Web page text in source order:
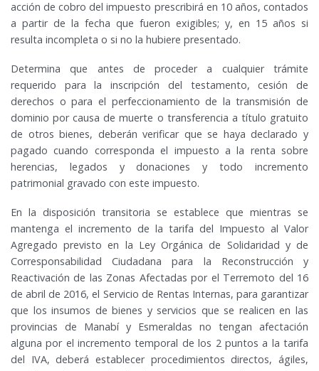
acción de cobro del impuesto prescribirá en 10 años, contados
a partir de la fecha que fueron exigibles; y, en 15 años si
resulta incompleta o si no la hubiere presentado.
Determina que antes de proceder a cualquier trámite
requerido para la inscripción del testamento, cesión de
derechos o para el perfeccionamiento de la transmisión de
dominio por causa de muerte o transferencia a título gratuito
de otros bienes, deberán verificar que se haya declarado y
pagado cuando corresponda el impuesto a la renta sobre
herencias, legados y donaciones y todo incremento
patrimonial gravado con este impuesto.
En la disposición transitoria se establece que mientras se
mantenga el incremento de la tarifa del Impuesto al Valor
Agregado previsto en la Ley Orgánica de Solidaridad y de
Corresponsabilidad Ciudadana para la Reconstrucción y
Reactivación de las Zonas Afectadas por el Terremoto del 16
de abril de 2016, el Servicio de Rentas Internas, para garantizar
que los insumos de bienes y servicios que se realicen en las
provincias de Manabí y Esmeraldas no tengan afectación
alguna por el incremento temporal de los 2 puntos a la tarifa
del IVA, deberá establecer procedimientos directos, ágiles,